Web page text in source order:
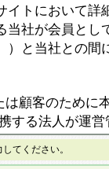
イトにおいて詳
当社が会員とし
）と当社との間
顧客のために
する法人が運
。）上に本サー
査に回答する
てください。